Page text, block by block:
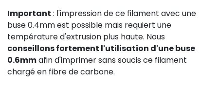
Important : l'impression de ce filament avec une
buse 0.4mm est possible mais requiert une
température d'extrusion plus haute. Nous
conseillons fortement l'utilisation d'une buse
0.6mmafin d'imprimer sans soucis ce filament
chargé en fibre de carbone.